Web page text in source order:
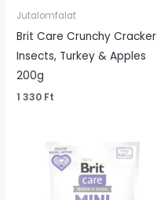
Jutalomfalat
Brit Care Crunchy Cracker
Insects, Turkey & Apples
200g
1 330 Ft